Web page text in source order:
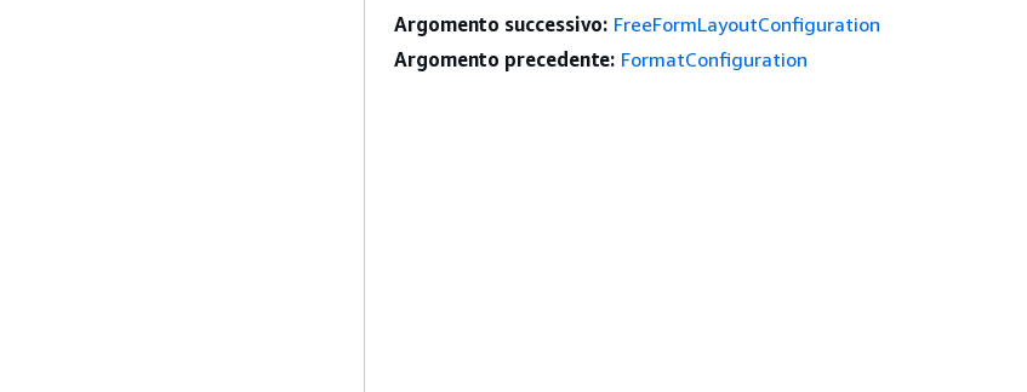
Argomento successivo: FreeFormLayoutConfiguration
Argomento precedente: FormatConfiguration